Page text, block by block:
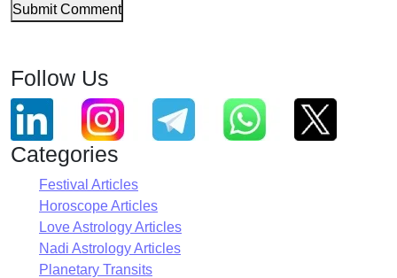
Submit Comment
Follow Us
Categories
Festival Articles
Horoscope Articles
Love Astrology Articles
Nadi Astrology Articles
Planetary Transits